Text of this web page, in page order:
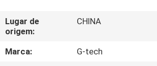
SOBRE
NÓS
Lugar de
origem:
CHINA
Marca:
G-tech